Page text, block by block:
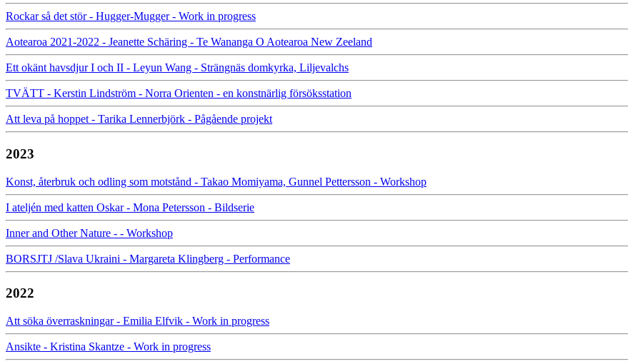
Rockar så det stör - Hugger-Mugger - Work in progress
Aotearoa 2021-2022 - Jeanette Schäring - Te Wananga O Aotearoa New Zeeland
Ett okänt havsdjur I och II - Leyun Wang - Strängnäs domkyrka, Liljevalchs
TVÄTT - Kerstin Lindström - Norra Orienten - en konstnärlig försöksstation
Att leva på hoppet - Tarika Lennerbjörk - Pågående projekt
2023
Konst, återbruk och odling som motstånd - Takao Momiyama, Gunnel Pettersson - Workshop
I ateljén med katten Oskar - Mona Petersson - Bildserie
Inner and Other Nature - - Workshop
BORSJTJ /Slava Ukraini - Margareta Klingberg - Performance
2022
Att söka överraskningar - Emilia Elfvik - Work in progress
Ansikte - Kristina Skantze - Work in progress